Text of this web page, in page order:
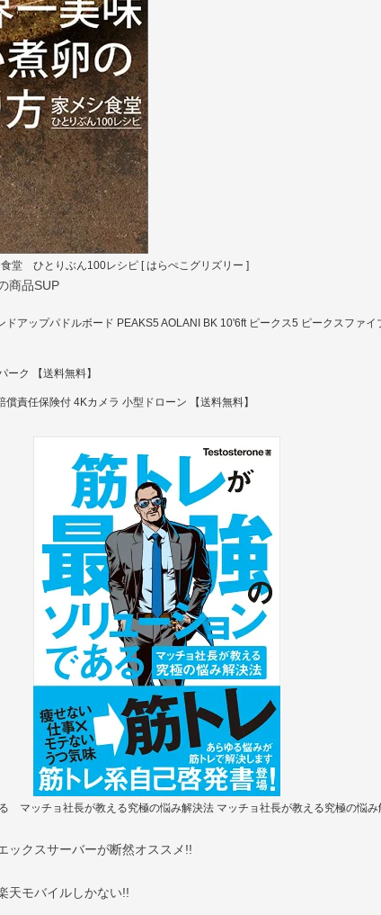
堂 ひとりぶん100レシピ [ はらぺこグリズリー ]
商品SUP
アップパドルボード PEAKS5 AOLANI BK 10'6ft ピークス5 ピークスファイ
ク 【送料無料】
償責任保険付 4Kカメラ 小型ドローン 【送料無料】
マッチョ社長が教える究極の悩み解決法 マッチョ社長が教える究極の悩み
ックスサーバーが断然オススメ!!
天モバイルしかない!!